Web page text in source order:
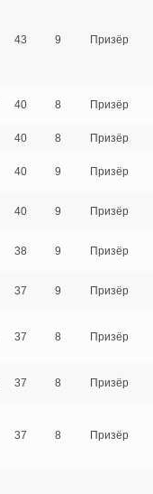
43 9 Призёр
40 8 Призёр
40 8 Призёр
40 9 Призёр
40 9 Призёр
38 9 Призёр
37 9 Призёр
37 8 Призёр
37 8 Призёр
37 8 Призёр